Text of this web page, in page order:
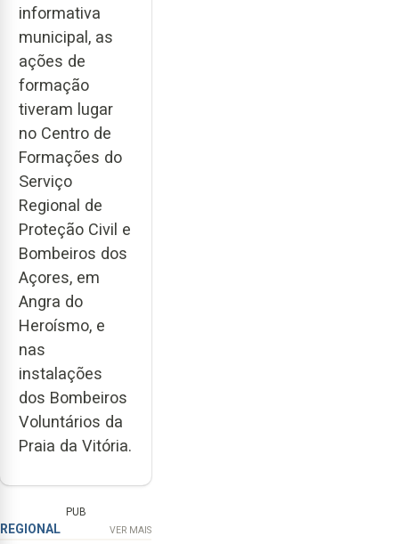
informativa
municipal, as
ações de
formação
tiveram lugar
no Centro de
Formações do
Serviço
Regional de
Proteção Civil e
Bombeiros dos
Açores, em
Angra do
Heroísmo, e
nas
instalações
dos Bombeiros
Voluntários da
Praia da Vitória.
PUB
REGIONAL VER MAIS